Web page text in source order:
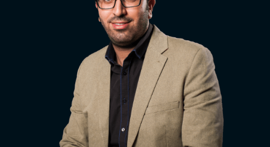
Taounate 95.6
Tiznit 103.1
SkhourRhamna 92.2
Taroudant 104.9
Guelmim 91.9
Tan-Tan 95.2
Tafraout 104.9
Casablanca 92.5 Hz
Rabat, Salé 106.9 Hz
Marrakech 90.5 Hz